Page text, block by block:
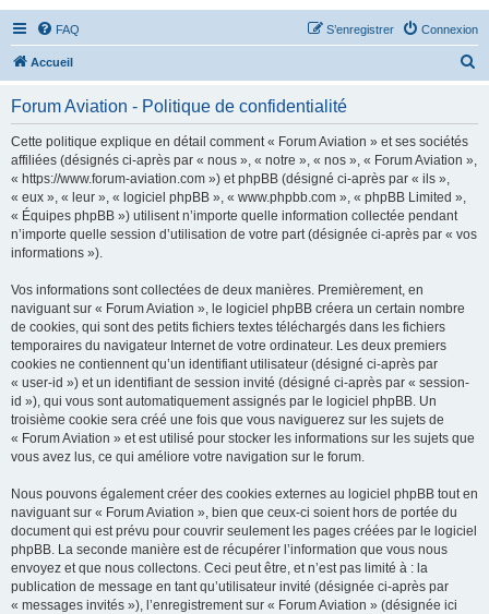
FAQ Connexion
S’enregistrer
Accueil
Forum Aviation - Politique de confidentialité
Cette politique explique en détail comment « Forum Aviation » et ses sociétés
affiliées (désignés ci-après par « nous », « notre », « nos », « Forum Aviation »,
« https://www.forum-aviation.com ») et phpBB (désigné ci-après par « ils »,
« eux », « leur », « logiciel phpBB », « www.phpbb.com », « phpBB Limited »,
« Équipes phpBB ») utilisent n’importe quelle information collectée pendant
n’importe quelle session d’utilisation de votre part (désignée ci-après par « vos
informations »).
Vos informations sont collectées de deux manières. Premièrement, en
naviguant sur « Forum Aviation », le logiciel phpBB créera un certain nombre
de cookies, qui sont des petits fichiers textes téléchargés dans les fichiers
temporaires du navigateur Internet de votre ordinateur. Les deux premiers
cookies ne contiennent qu’un identifiant utilisateur (désigné ci-après par
« user-id ») et un identifiant de session invité (désigné ci-après par « session-
id »), qui vous sont automatiquement assignés par le logiciel phpBB. Un
troisième cookie sera créé une fois que vous naviguerez sur les sujets de
« Forum Aviation » et est utilisé pour stocker les informations sur les sujets que
vous avez lus, ce qui améliore votre navigation sur le forum.
Nous pouvons également créer des cookies externes au logiciel phpBB tout en
naviguant sur « Forum Aviation », bien que ceux-ci soient hors de portée du
document qui est prévu pour couvrir seulement les pages créées par le logiciel
phpBB. La seconde manière est de récupérer l’information que vous nous
envoyez et que nous collectons. Ceci peut être, et n’est pas limité à : la
publication de message en tant qu’utilisateur invité (désignée ci-après par
« messages invités »), l’enregistrement sur « Forum Aviation » (désignée ici